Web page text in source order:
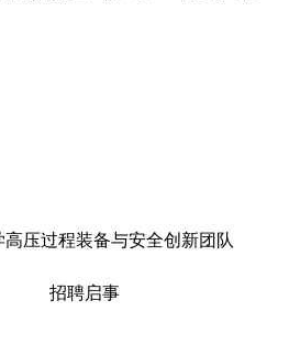
高压过程装备与安全创新团队
招聘启事